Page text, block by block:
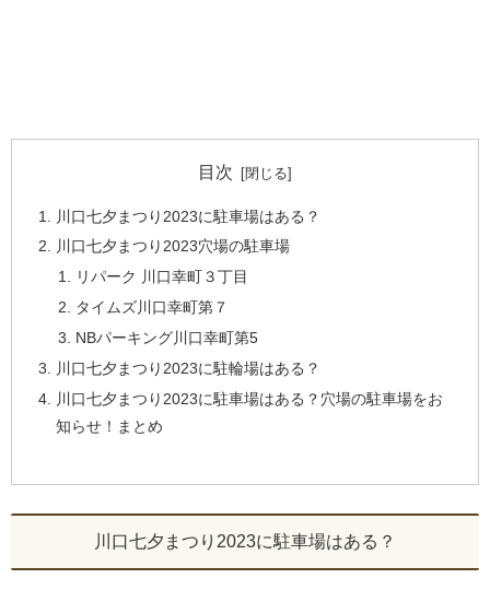
目次
川口七夕まつり2023に駐車場はある？
川口七夕まつり2023穴場の駐車場
リパーク 川口幸町３丁目
タイムズ川口幸町第７
NBパーキング川口幸町第5
川口七夕まつり2023に駐輪場はある？
川口七夕まつり2023に駐車場はある？穴場の駐車場をお
知らせ！まとめ
川口七夕まつり2023に駐車場はある？